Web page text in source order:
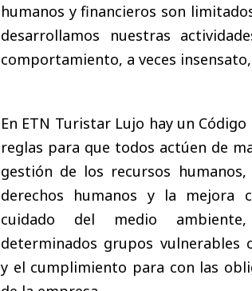
humanos y financieros son
desarrollamos nuestras
comportamiento, a veces
En ETN Turistar Lujo hay un
reglas para que todos actúen de
gestión de los recursos
derechos humanos y la mejora
cuidado del medio
determinados grupos
y el cumplimiento para con las